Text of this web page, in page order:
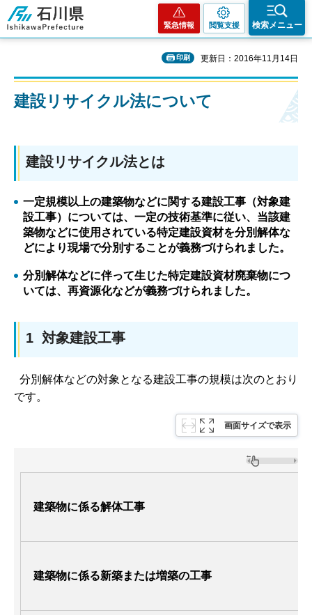
石川県
緊急情報 閲覧支援 検索メニュー
印刷 更新日：2016年11月14日
建設リサイクル法について
建設リサイクル法とは
一定規模以上の建築物などに関する建設工事（対象建
設工事）については、一定の技術基準に従い、当該建
築物などに使用されている特定建設資材を分別解体な
どにより現場で分別することが義務づけられました。
分別解体などに伴って生じた特定建設資材廃棄物につ
いては、再資源化などが義務づけられました。
1 対象建設工事
分別解体などの対象となる建設工事の規模は次のとおり
です。
画面サイズで表示
建築物に係る解体工事
建築物に係る新築または増築の工事